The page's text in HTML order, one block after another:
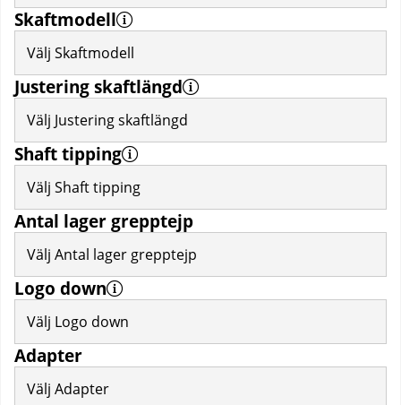
Skaftmodell
Välj Skaftmodell
Justering skaftlängd
Välj Justering skaftlängd
Shaft tipping
Välj Shaft tipping
Antal lager grepptejp
Välj Antal lager grepptejp
Logo down
Välj Logo down
Adapter
Välj Adapter